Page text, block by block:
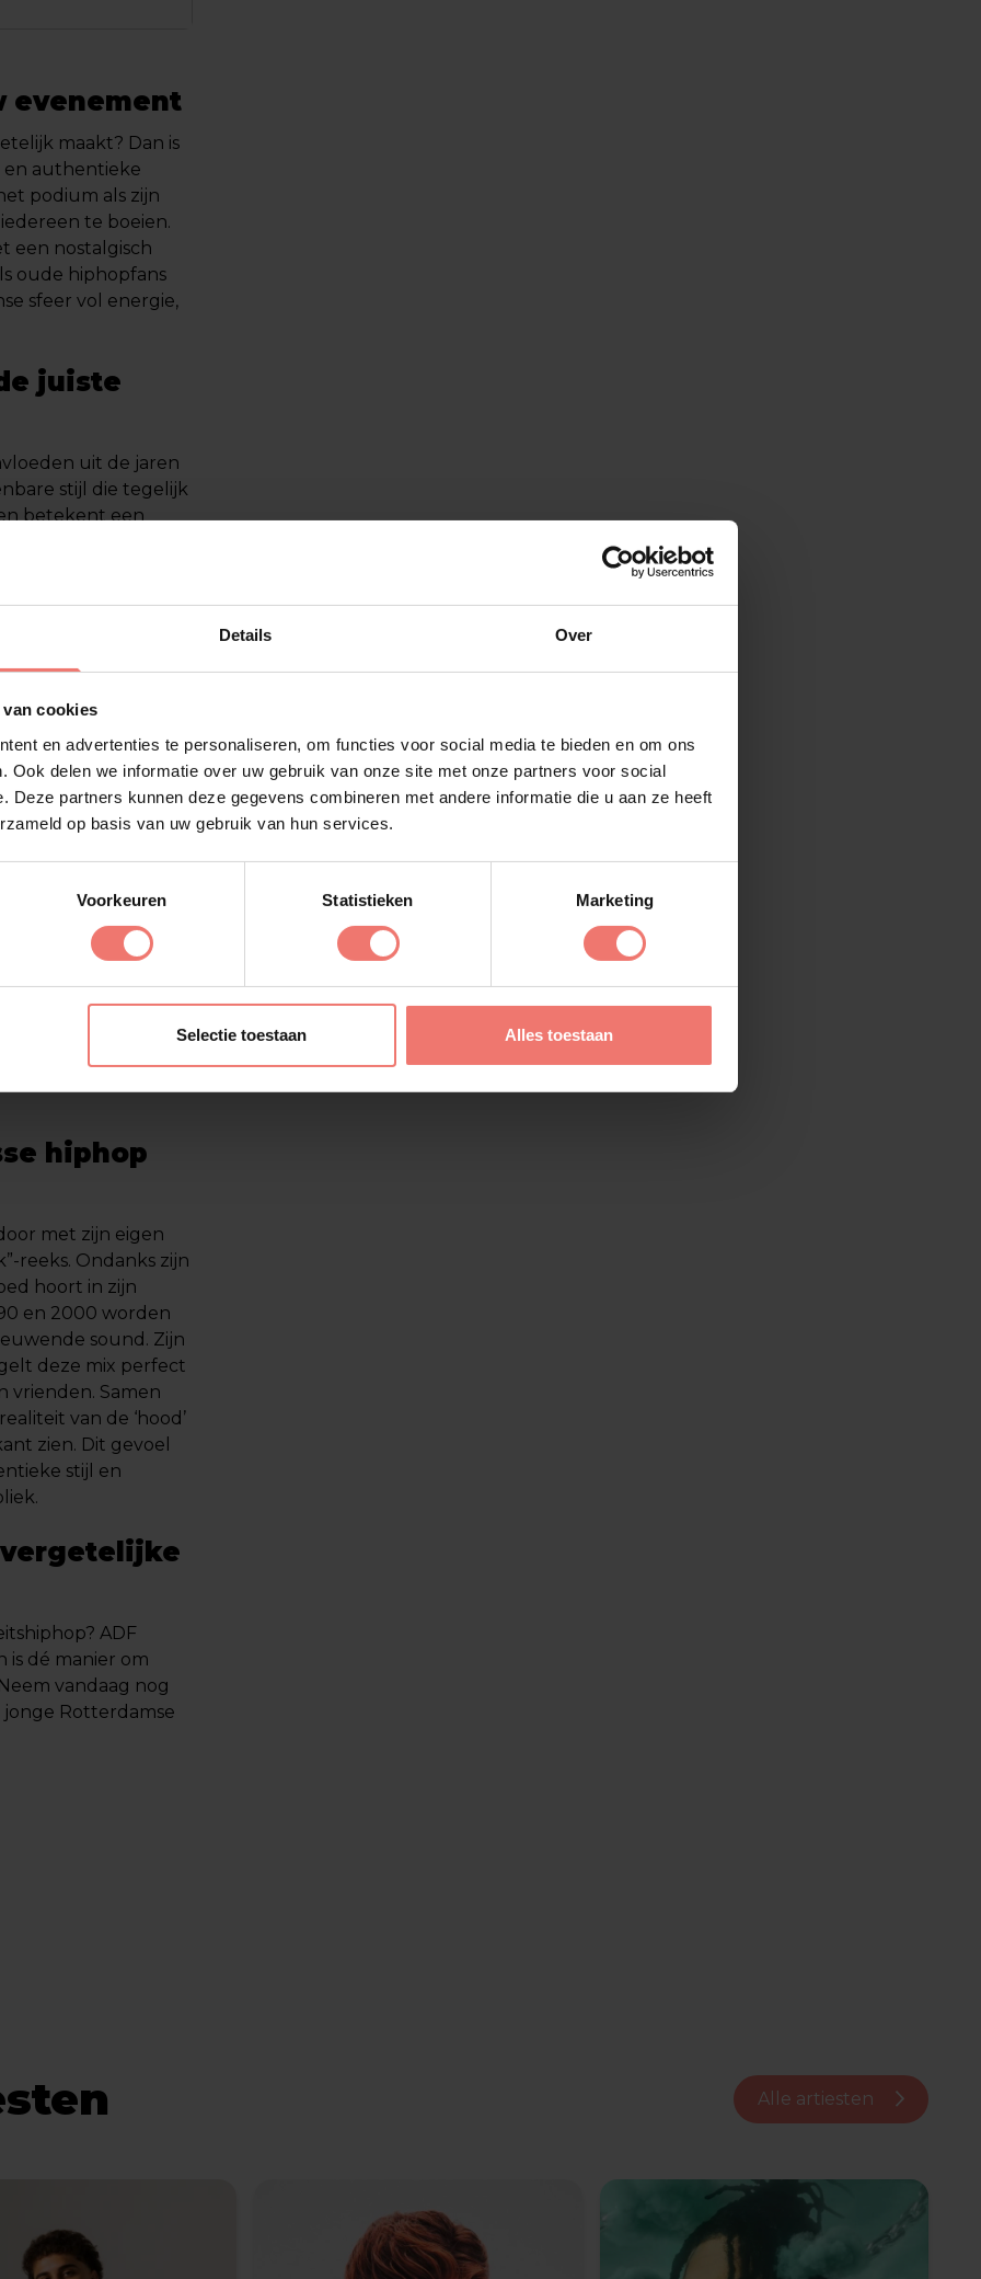
Details Over
cookies
en advertenties te personaliseren, om functies voor social media te bieden en om ons
Ook delen we informatie over uw gebruik van onze site met onze partners voor social
Deze partners kunnen deze gegevens combineren met andere informatie die u aan ze heeft
op basis van uw gebruik van hun services.
Voorkeuren Statistieken Marketing
Selectie toestaan Alles toestaan
evenement
maakt? Dan is
en authentieke
podium als zijn
te boeien.
een nostalgisch
oude hiphopfans
sfeer vol energie,
juiste
uit de jaren
stijl die tegelijk
betekent een
het publiek laten
werd een grote
aandacht van het
optredens brengt
publiek actief in de
en elke plek waar je
optreden
van begin tot eind
de fam,” brengt
als de
Prince van
met nummers die
ook over plezier
uitstraling van
iedereen zich
van de ervaring.
die jouw
hiphop
met zijn eigen
reeks. Ondanks zijn
hoort in zijn
en 2000 worden
sound. Zijn
deze mix perfect
vrienden. Samen
van de ‘hood’
zien. Dit gevoel
stijl en
ADF
is dé manier om
vandaag nog
Rotterdamse
Alle artiesten